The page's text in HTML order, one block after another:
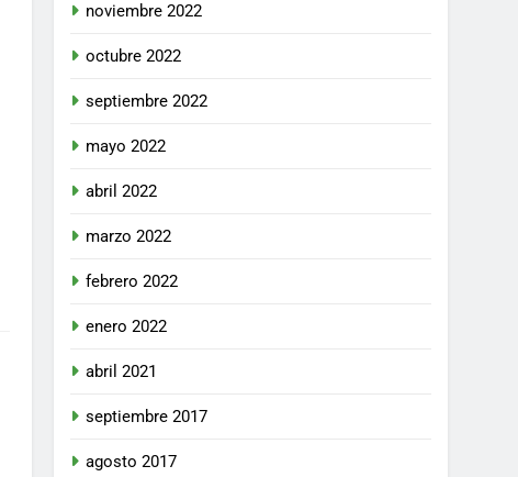
noviembre 2022
octubre 2022
septiembre 2022
mayo 2022
abril 2022
marzo 2022
febrero 2022
enero 2022
abril 2021
septiembre 2017
agosto 2017